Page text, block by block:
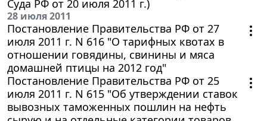
Суда РФ от 20 июля 2011 г.)
28 июля 2011
Постановление Правительства РФ от 27
июля 2011 г. N 616 "О тарифных квотах в
отношении говядины, свинины и мяса
домашней птицы на 2012 год"
Постановление Правительства РФ от 25
июля 2011 г. N 615 "Об утверждении ставок
вывозных таможенных пошлин на нефть